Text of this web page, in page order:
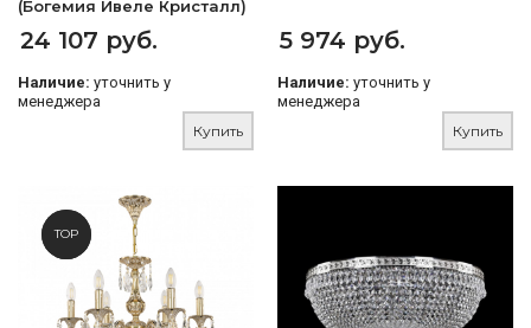
(Богемия Ивеле Кристалл)
24 107 руб.
Наличие: уточнить у
менеджера
Купить
5 974 руб.
Наличие: уточнить у
менеджера
Купить
NEW
TOP